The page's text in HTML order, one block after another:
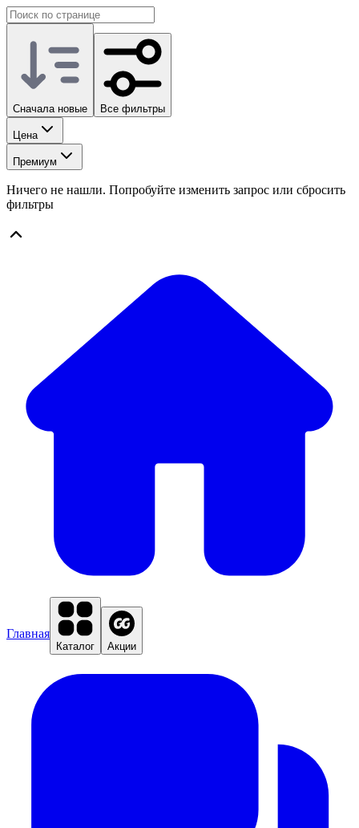
Сначала новые Все фильтры
Цена
Премиум
Ничего не нашли. Попробуйте изменить запрос или сбросить
фильтры
Главная
Каталог Акции